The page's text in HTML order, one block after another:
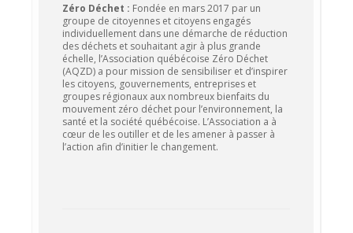
Zéro Déchet : Fondée en mars 2017 par un
groupe de citoyennes et citoyens engagés
individuellement dans une démarche de réduction
des déchets et souhaitant agir à plus grande
échelle, l’Association québécoise Zéro Déchet
(AQZD) a pour mission de sensibiliser et d’inspirer
les citoyens, gouvernements, entreprises et
groupes régionaux aux nombreux bienfaits du
mouvement zéro déchet pour l’environnement, la
santé et la société québécoise. L’Association a à
cœur de les outiller et de les amener à passer à
l’action afin d’initier le changement.